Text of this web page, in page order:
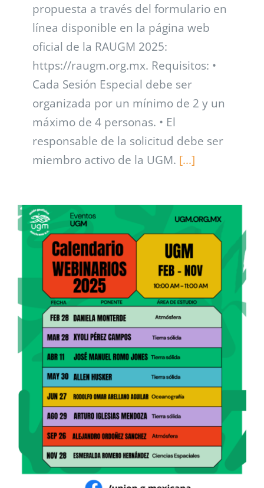
propuesta a través del formulario en
línea disponible en la página web
oficial de la RAUGM 2025:
https://raugm.org.mx. Requisitos: •
Cada Sesión Especial debe ser
organizada por un mínimo de 2 y un
máximo de 4 personas. • El
responsable de la solicitud debe ser
miembro activo de la UGM. [...]